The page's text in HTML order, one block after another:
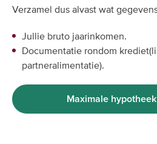
Verzamel dus alvast wat
Jullie bruto jaarinkomen.
Documentatie rondom
partneralimentatie).
Maximale